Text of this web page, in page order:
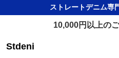
ストレートデニム専
10,000円以上の
Stdeni